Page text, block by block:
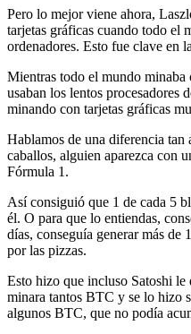
Pero lo mejor viene ahora,
tarjetas gráficas cuando todo el
ordenadores. Esto fue clave en
Mientras todo el mundo minaba
usaban los lentos procesadores
minando con tarjetas gráficas
Hablamos de una diferencia tan
caballos, alguien aparezca con
Fórmula 1.
Así consiguió que 1 de cada 5
él. O para que lo entiendas,
días, conseguía generar más
por las pizzas.
Esto hizo que incluso Satoshi
minara tantos BTC y se lo hizo
algunos BTC, que no podía